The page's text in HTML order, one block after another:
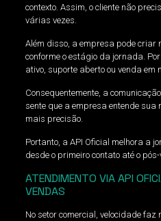
contexto. Assim, o cliente não
várias vezes.
Além disso, a empresa pode
conforme o estágio da jornada.
ativo, suporte aberto ou venda em
Consequentemente, a
sente que a empresa entende sua
mais precisão.
Portanto, a API Oficial melhora a
desde o primeiro contato até o pós-
ATENDIMENTO VIA API
VENDAS
No setor comercial, velocidade